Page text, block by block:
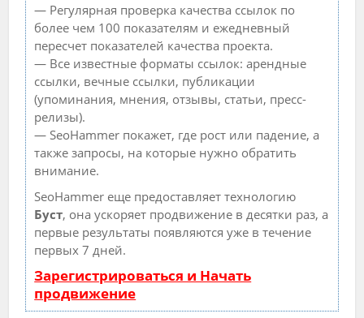
— Регулярная проверка качества ссылок по
более чем 100 показателям и ежедневный
пересчет показателей качества проекта.
— Все известные форматы ссылок: арендные
ссылки, вечные ссылки, публикации
(упоминания, мнения, отзывы, статьи, пресс-
релизы).
— SeoHammer покажет, где рост или падение, а
также запросы, на которые нужно обратить
внимание.
SeoHammer еще предоставляет технологию
Буст, она ускоряет продвижение в десятки раз, а
первые результаты появляются уже в течение
первых 7 дней.
Зарегистрироваться и Начать
продвижение